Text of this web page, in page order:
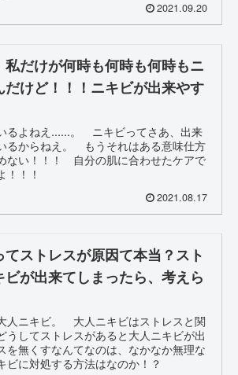
2021.09.20
だけが何時も何時も何時もニ
けど！！！ニキビが出来やす
るよねえ......。 ニキビってさあ、出来
るからねえ。 もうそれはある意味仕方
ない！！！ 自分の肌に合わせたケアで
！！
2021.08.17
ストレスが原因て本当？スト
が出来てしまったら、考えら
人ニキビ。 大人ニキビはストレスと関
うしてストレスがあると大人ニキビが出
無くすなんてなのは、なかなか無理な
に対処する方法はなのか！？